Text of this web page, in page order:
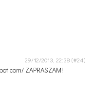
29/12/2013, 22:38
ZAPRASZAM!